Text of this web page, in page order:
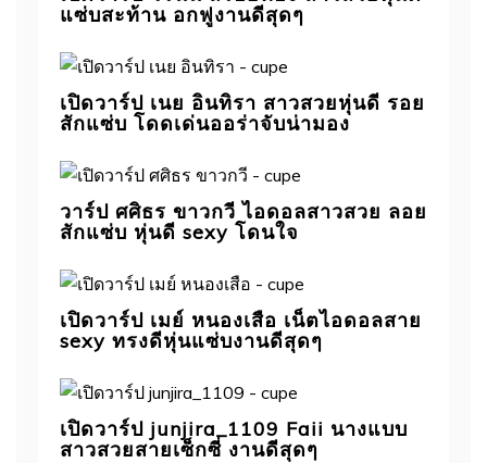
แซ่บสะท้าน อกฟูงานดีสุดๆ
เปิดวาร์ป เนย อินทิรา สาวสวยหุ่นดี รอย
สักแซ่บ โดดเด่นออร่าจับน่ามอง
วาร์ป ศศิธร ขาวกวี ไอดอลสาวสวย ลอย
สักแซ่บ หุ่นดี sexy โดนใจ
เปิดวาร์ป เมย์ หนองเสือ เน็ตไอดอลสาย
sexy ทรงดีหุ่นแซ่บงานดีสุดๆ
เปิดวาร์ป junjira_1109 Faii นางแบบ
สาวสวยสายเซ็กซี่ งานดีสุดๆ